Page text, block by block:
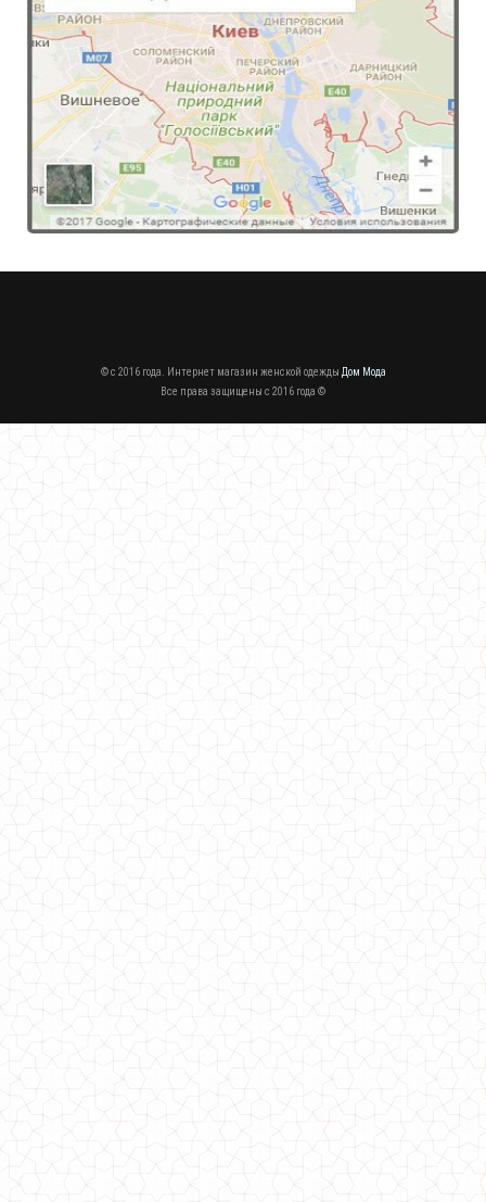
Короткое женское платье гольф с длинным рукавом
670.00грн.
Короткое женское платье гольф с рукавом три четверти
460.00грн.
Короткое женское платье с эффектным декольте
810.00грн.
Короткое женское замшевое платье с рукавом
850.00грн.
Женское короткое платье с черным кружевом
820.00грн.
© c 2016 года. Интернет магазин женской одежды Дом Мода
Все права защищены c 2016 года ©